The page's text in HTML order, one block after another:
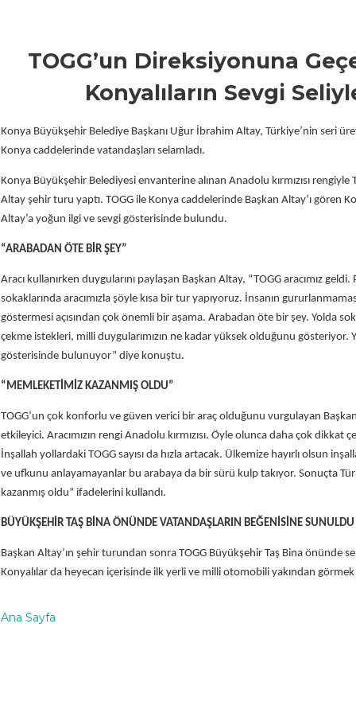
TOGG’un Direksiyonuna
Konyalıların Sevgi
Konya Büyükşehir Belediye Başkanı Uğur İbrahim Altay, Türkiye’nin seri
Konya caddelerinde vatandaşları selamladı.
Konya Büyükşehir Belediyesi envanterine alınan Anadolu kırmızısı
Altay şehir turu yaptı. TOGG ile Konya caddelerinde Başkan Altay’ı gören
Altay’a yoğun ilgi ve sevgi gösterisinde bulundu.
“ARABADAN ÖTE BİR ŞEY”
Aracı kullanırken duygularını paylaşan Başkan Altay, “TOGG aracımız geldi.
sokaklarında aracımızla şöyle kısa bir tur yapıyoruz. İnsanın
göstermesi açısından çok önemli bir aşama. Arabadan öte bir şey. Yolda
çekme istekleri, milli duygularımızın ne kadar yüksek olduğunu gösteriyor.
gösterisinde bulunuyor” diye konuştu.
“MEMLEKETİMİZ KAZANMIŞ OLDU”
TOGG’un çok konforlu ve güven verici bir araç olduğunu vurgulayan
etkileyici. Aracımızın rengi Anadolu kırmızısı. Öyle olunca daha çok
İnşallah yollardaki TOGG sayısı da hızla artacak. Ülkemize hayırlı olsun
ve ufkunu anlayamayanlar bu arabaya da bir sürü kulp takıyor. Sonuçta
kazanmış oldu” ifadelerini kullandı.
BÜYÜKŞEHİR TAŞ BİNA ÖNÜNDE VATANDAŞLARIN BEĞENİSİNE SUNULDU
Başkan Altay’ın şehir turundan sonra TOGG Büyükşehir Taş Bina önünde
Konyalılar da heyecan içerisinde ilk yerli ve milli otomobili yakından
Ana Sayfa